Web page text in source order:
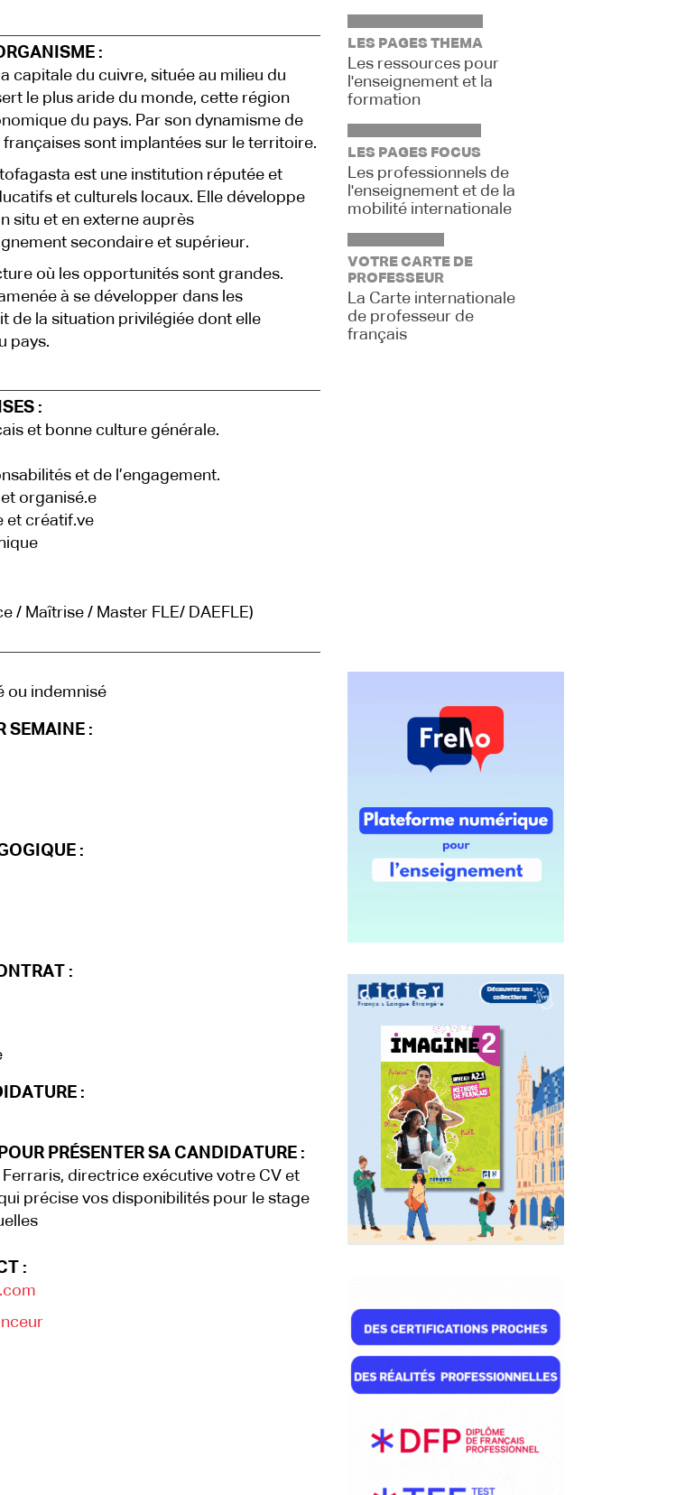
:
capitale du cuivre, située au milieu du
le plus aride du monde, cette région
du pays. Par son dynamisme de
sont implantées sur le territoire.
est une institution réputée et
et culturels locaux. Elle développe
situ et en externe auprès
secondaire et supérieur.
où les opportunités sont grandes.
à se développer dans les
de la situation privilégiée dont elle
pays.
:
et bonne culture générale.
et de l’engagement.
organisé.e
et créatif.ve
/ Maîtrise / Master FLE/ DAEFLE)
ou indemnisé
SEMAINE :
:
:
:
PRÉSENTER SA CANDIDATURE :
Ferraris, directrice exécutive votre CV et
précise vos disponibilités pour le stage
:
LES PAGES THEMA
Les ressources pour
l'enseignement et la
formation
LES PAGES FOCUS
Les professionnels de
l'enseignement et de la
mobilité internationale
VOTRE CARTE DE
PROFESSEUR
La Carte internationale
de professeur de
français